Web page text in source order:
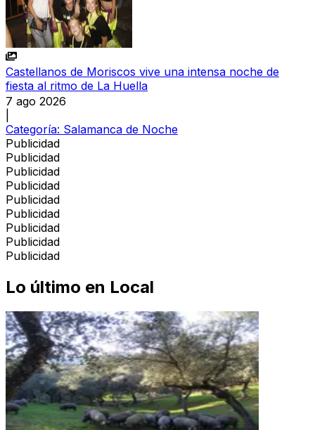
Castellanos de Moriscos vive una intensa noche de
fiesta al ritmo de La Huella
7 ago 2026
Categoría: Salamanca de Noche
Publicidad
Publicidad
Publicidad
Publicidad
Publicidad
Publicidad
Publicidad
Publicidad
Publicidad
Lo último en Local